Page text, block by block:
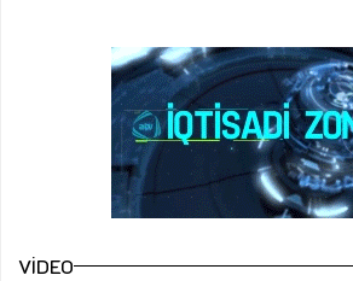
VIDEO